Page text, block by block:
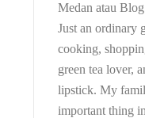
Medan atau
Just an ordinary
cooking,
green tea lover,
lipstick. My
important thing